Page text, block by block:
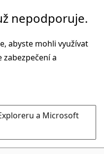
nepodporuje.
abyste mohli využívat
a
a Microsoft